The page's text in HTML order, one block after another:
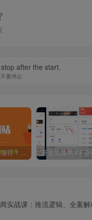
after the start.
要停止
你还在到处找项目？还在当韭菜？我靠卖项目一个月收入5万+，曾经我也是个失败者。
实战课：推流逻辑、全案